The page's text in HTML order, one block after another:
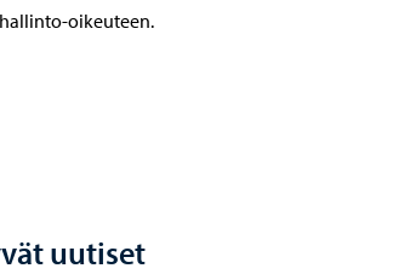
oikeuteen.
uutiset